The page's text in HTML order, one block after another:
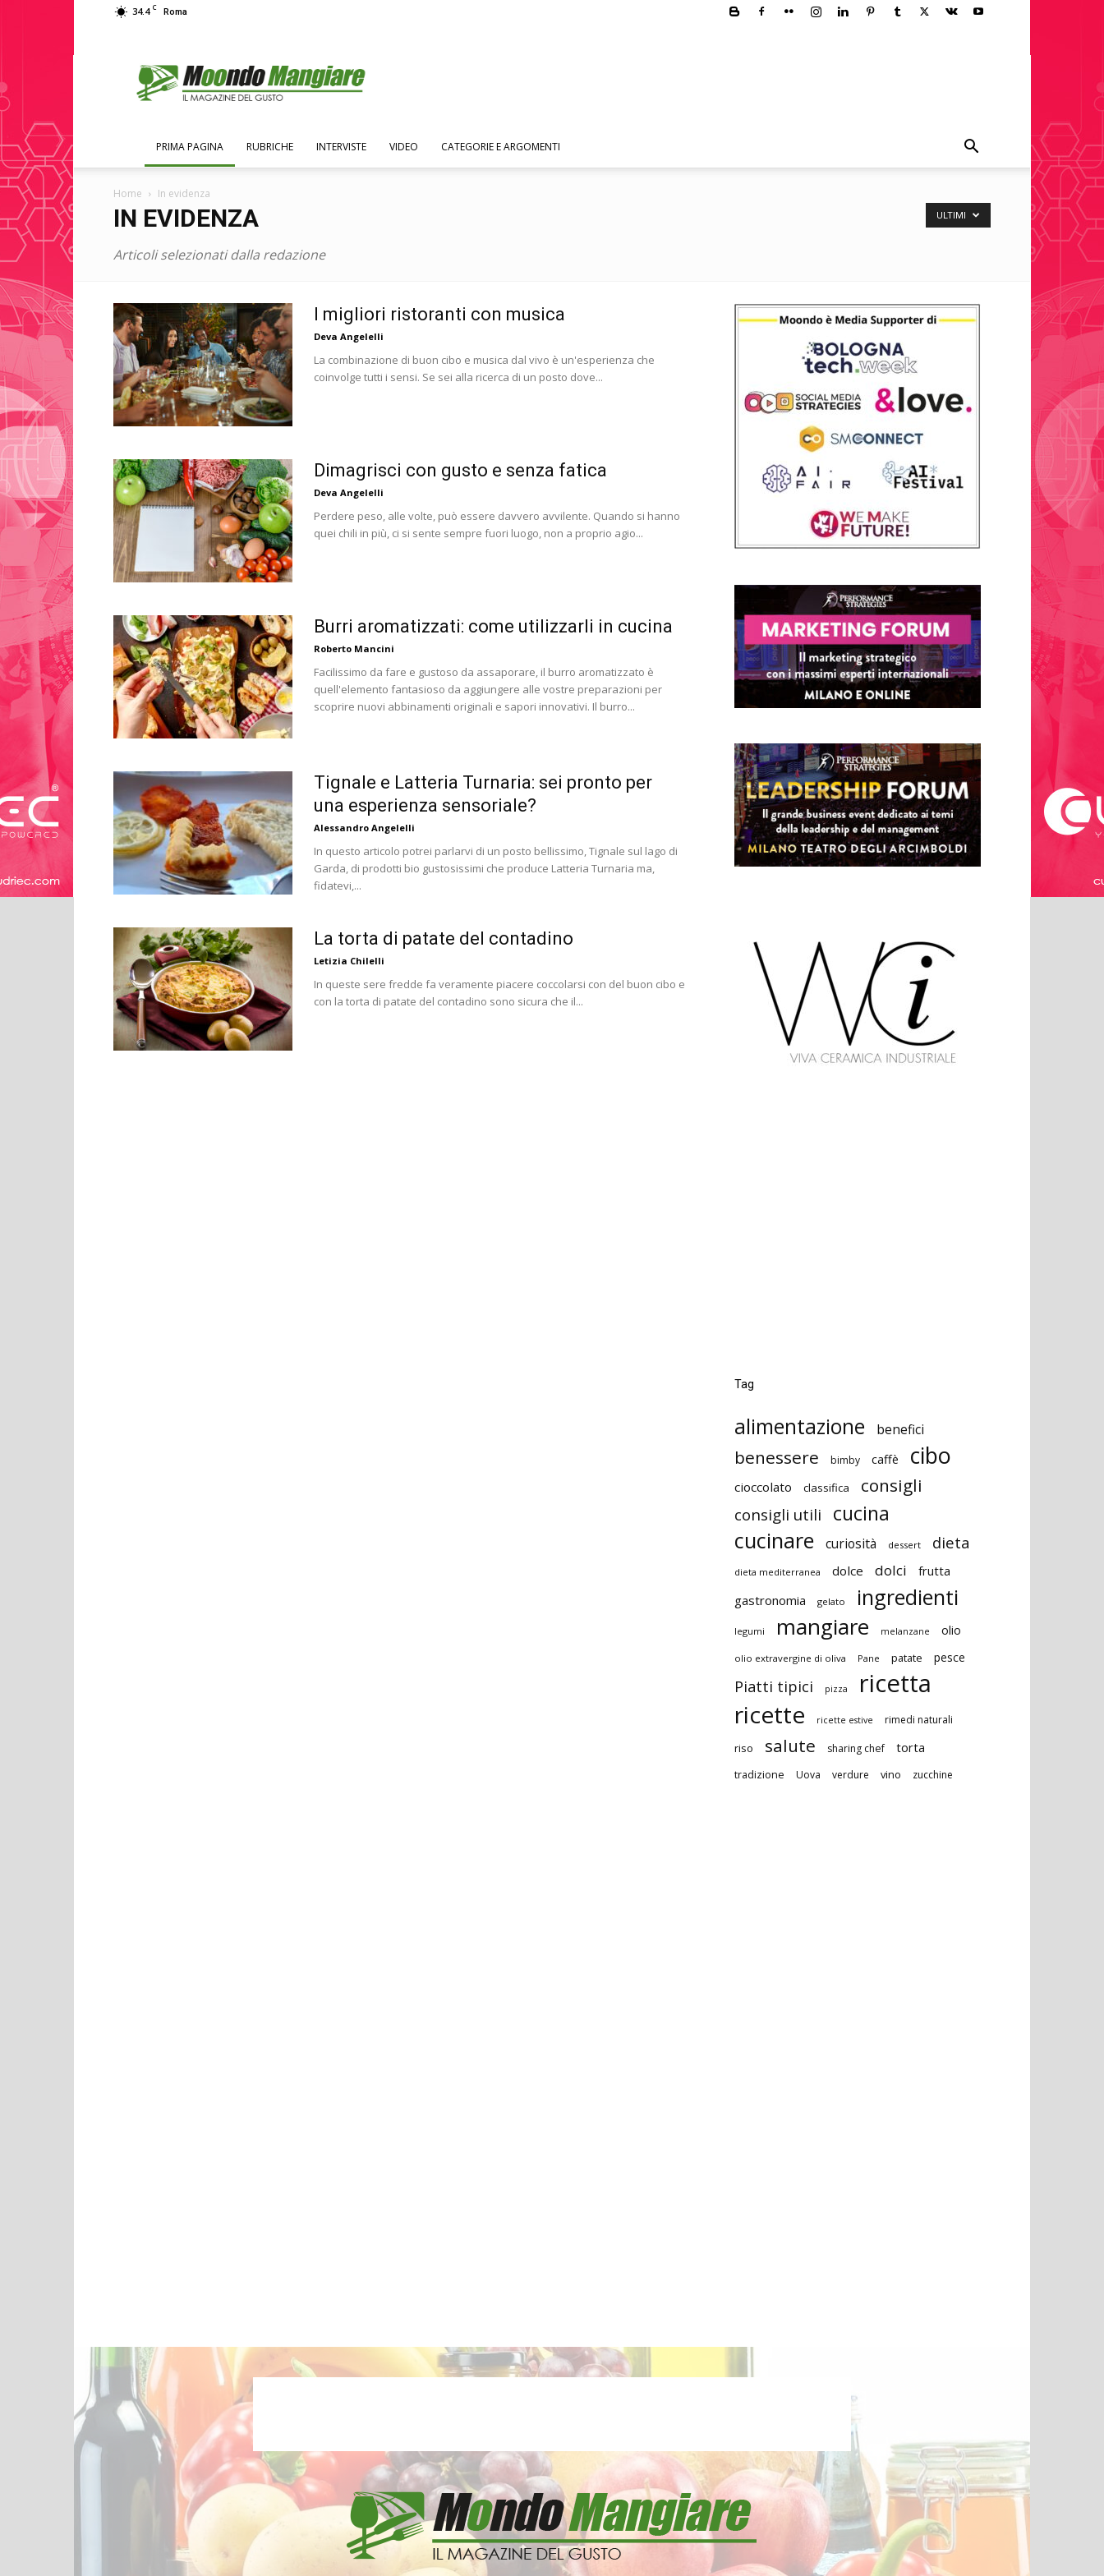
34.4 C Roma
Mangiare
PRIMA PAGINA RUBRICHE INTERVISTE VIDEO CATEGORIE E ARGOMENTI
Home In evidenza
IN EVIDENZA
Articoli selezionati dalla redazione
ULTIMI
I migliori ristoranti con musica
Deva Angelelli
La combinazione di buon cibo e musica dal vivo è un'esperienza che
coinvolge tutti i sensi. Se sei alla ricerca di un posto dove...
Dimagrisci con gusto e senza fatica
Deva Angelelli
Perdere peso, alle volte, può essere davvero avvilente. Quando si hanno
quei chili in più, ci si sente sempre fuori luogo, non a proprio agio...
Burri aromatizzati: come utilizzarli in cucina
Roberto Mancini
Facilissimo da fare e gustoso da assaporare, il burro aromatizzato è
quell'elemento fantasioso da aggiungere alle vostre preparazioni per
scoprire nuovi abbinamenti originali e sapori innovativi. Il burro...
Tignale e Latteria Turnaria: sei pronto per
una esperienza sensoriale?
Alessandro Angelelli
In questo articolo potrei parlarvi di un posto bellissimo, Tignale sul lago di
Garda, di prodotti bio gustosissimi che produce Latteria Turnaria ma,
fidatevi,...
La torta di patate del contadino
Letizia Chilelli
In queste sere fredde fa veramente piacere coccolarsi con del buon cibo e
con la torta di patate del contadino sono sicura che il...
Tag
alimentazione benefici
benessere bimby caffè cibo
cioccolato classifica consigli
consigli utili cucina
cucinare curiosità dessert dieta
dieta mediterranea dolce dolci
frutta
gastronomia
gelato ingredienti
legumi mangiare melanzane olio
olio extravergine di oliva Pane patate pesce
Piatti tipici pizza ricetta
ricette ricette estive rimedi naturali
riso salute sharing chef torta
tradizione Uova verdure vino zucchine